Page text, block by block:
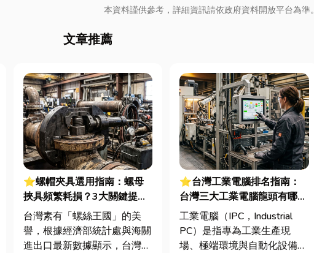
本資料謹供參考，詳細資訊請依政府資料開放平台為準。
文章推薦
⭐螺帽夾具選用指南：螺母
挾具頻繁耗損？3大關鍵提升
扣件成型良率與壽命
台灣素有「螺絲王國」的美
譽，根據經濟部統計處與海關
進出口最新數據顯示，台灣扣
⭐台灣工業電腦排名指南：
台灣三大工業電腦龍頭有哪
些？工廠採購與品牌選型全解
析
工業電腦（IPC，Industrial
PC）是指專為工業生產現
場、極端環境與自動化設備所